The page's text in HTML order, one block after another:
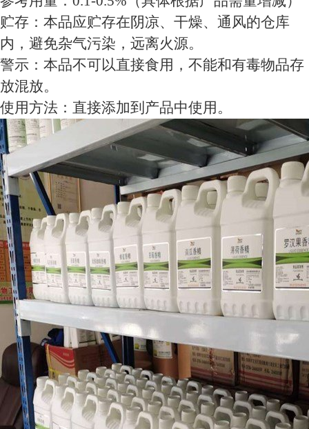
贮存：本品应贮存在阴凉、干燥、通风的仓库
内，避免杂气污染，远离火源。
警示：本品不可以直接食用，不能和有毒物品存
放混放。
使用方法：直接添加到产品中使用。